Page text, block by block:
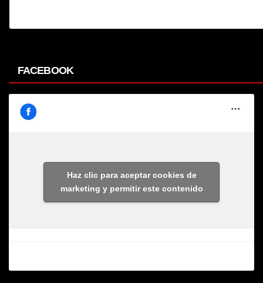
FACEBOOK
Haz clic para aceptar cookies de
marketing y permitir este contenido